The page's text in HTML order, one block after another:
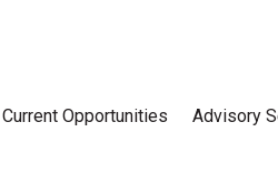
Current Opportunities Advisory